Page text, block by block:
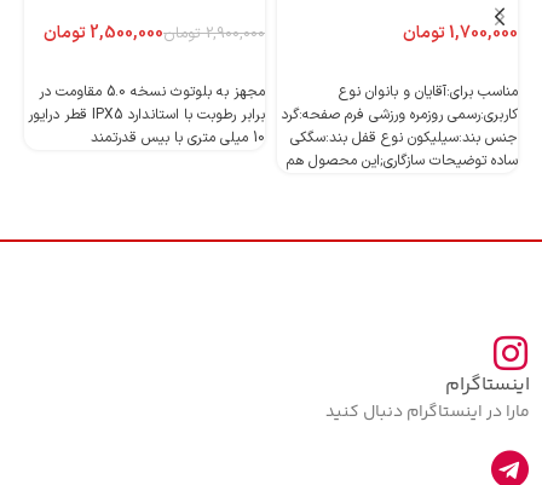
تومان
مناسب برای:آقایان و بانوان نوع
کاربری:رسمی روزمره ورزشی فرم صفحه:گرد
جنس بند:سیلیکون نوع قفل بند:سگکی
ساده توضیحات سازگاری;این محصول هم
2,900,000 تومان2,500,000تومان
مجهز به بلوتوث نسخه 5.0 مقاومت در
برابر رطوبت با استاندارد IPX5 قطر درایور
10 میلی متری با بیس قدرتمند
اینستاگرام
مارا در اینستاگرام دنبال کنید